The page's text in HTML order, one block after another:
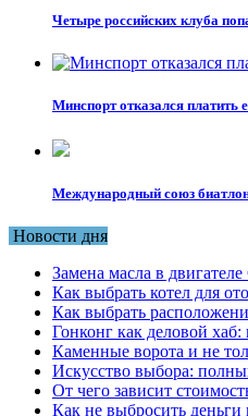
Четыре российских клуба
Минспорт отказался платить
Международный союз
Новости дня
Замена масла в
Как выбрать котел для
Как выбрать
Гонконг как деловой
Каменные ворота и не
Искусство выбора:
От чего зависит
Как не выбросить деньги